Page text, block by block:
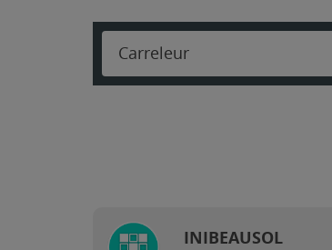
Carreleur
INIBEAUSOL